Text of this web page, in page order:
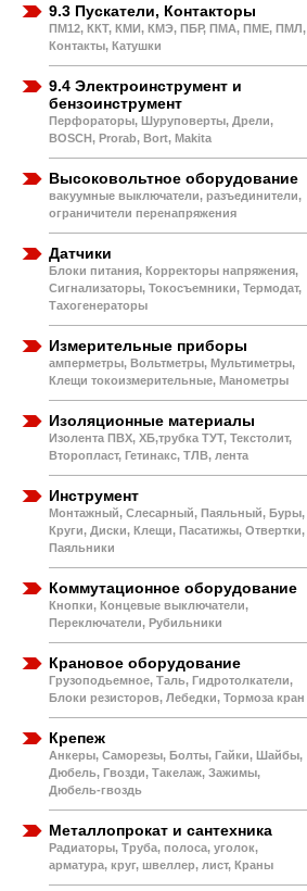
9.3 Пускатели, Контакторы
ПМ12, ККТ, КМИ, КМЭ, ПБР, ПМА, ПМЕ, ПМЛ,
Контакты, Катушки
9.4 Электроинструмент и
бензоинструмент
Перфораторы, Шуруповерты, Дрели,
BOSCH, Prorab, Bort, Makita
Высоковольтное оборудование
вакуумные выключатели, разъединители,
ограничители перенапряжения
Датчики
Блоки питания, Корректоры напряжения,
Сигнализаторы, Токосъемники, Термодат,
Тахогенераторы
Измерительные приборы
амперметры, Вольтметры, Мультиметры,
Клещи токоизмерительные, Манометры
Изоляционные материалы
Изолента ПВХ, ХБ,трубка ТУТ, Текстолит,
Второпласт, Гетинакс, ТЛВ, лента
Инструмент
Монтажный, Слесарный, Паяльный, Буры,
Круги, Диски, Клещи, Пасатижы, Отвертки,
Паяльники
Коммутационное оборудование
Кнопки, Концевые выключатели,
Переключатели, Рубильники
Крановое оборудование
Грузоподьемное, Таль, Гидротолкатели,
Блоки резисторов, Лебедки, Тормоза кран
Крепеж
Анкеры, Саморезы, Болты, Гайки, Шайбы,
Дюбель, Гвозди, Такелаж, Зажимы,
Дюбель-гвоздь
Металлопрокат и сантехника
Радиаторы, Труба, полоса, уголок,
арматура, круг, швеллер, лист, Краны